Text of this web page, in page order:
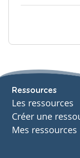
Ressources
Les ressources
Créer une
Mes ressources